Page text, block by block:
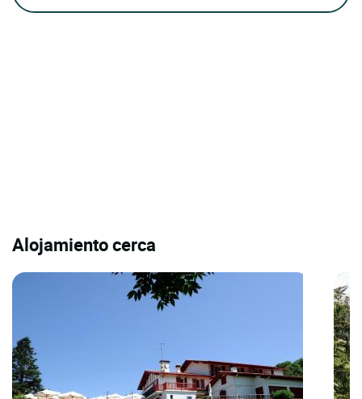
Alojamiento cerca